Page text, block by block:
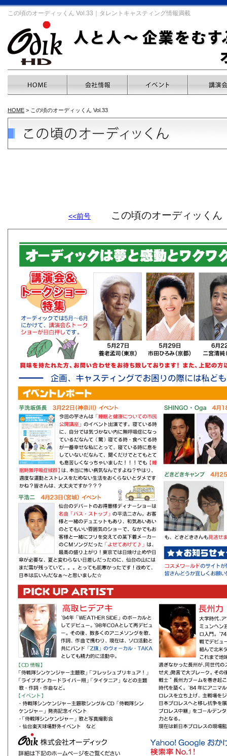
この頃のオーディッくん Vol.33｜タレントキャスティング情報満載
HOME > この頃のオーディッくん Vol.33
<<前号 この頃のオーディッく